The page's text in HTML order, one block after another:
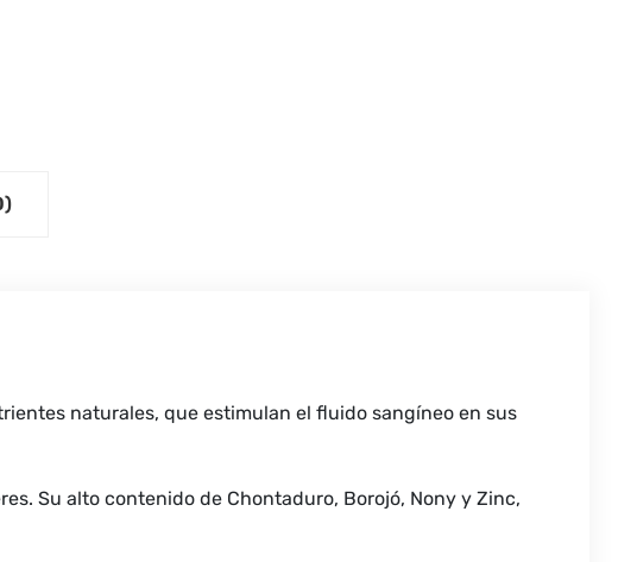
naturales, que estimulan el fluido sangíneo en sus
Su alto contenido de Chontaduro, Borojó, Nony y Zinc,